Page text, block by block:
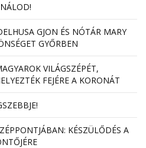
GJON ÉS NÓTÁR MARY
GYŐRBEN
VILÁGSZÉPÉT,
FEJÉRE A KORONÁT
KÉSZÜLŐDÉS A